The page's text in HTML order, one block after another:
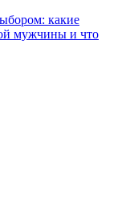
какие
мужчины и что